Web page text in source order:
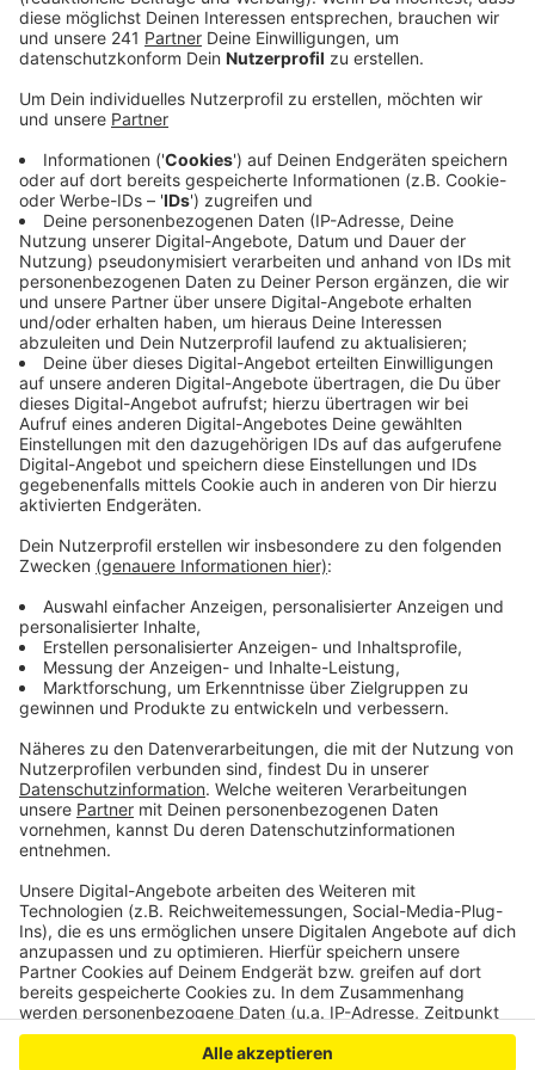
Anzeige
Veröffentlicht:Freitag, 12.07.2024 12:07
Anzeige
Innerhalb der Netzwerke können sich Fans zum
Beispiel über aktuelles Spielgeschehen austauschen
und Mitfahrgelegenheiten zu Spielen und Events
organisieren. Innerhalb von Deutschland gibt es bereits
acht weitere Netzwerke für die einzelnen Regionen.
Hierfindet ihr weitere Infos und Kontaktdaten zu den
Netzwerken.
Anzeige
Weitere Meldungen aus Leverkusen
Anzeige
Zensus: So wohnen wir in Leverkusen
Chancen für Leverkusener Stadtentwicklung
Lärmschutz an Leverkusener A1 kommt doch früher
Anzeige
Anzeige